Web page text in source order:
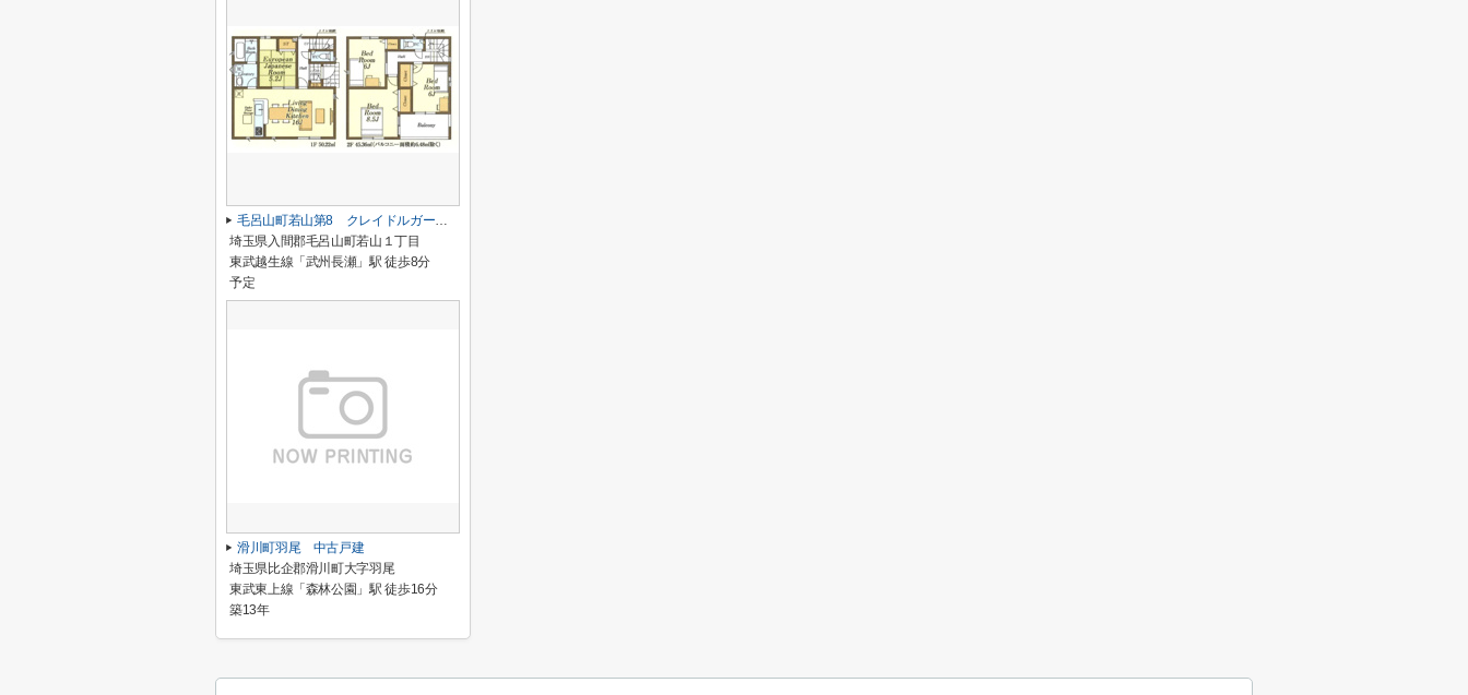
毛呂山町若山第8 クレイドルガーデン 新築戸建 全1棟 1号棟
埼玉県入間郡毛呂山町若山１丁目
東武越生線「武州長瀬」駅 徒歩8分
予定
滑川町羽尾 中古戸建
埼玉県比企郡滑川町大字羽尾
東武東上線「森林公園」駅 徒歩16分
築13年